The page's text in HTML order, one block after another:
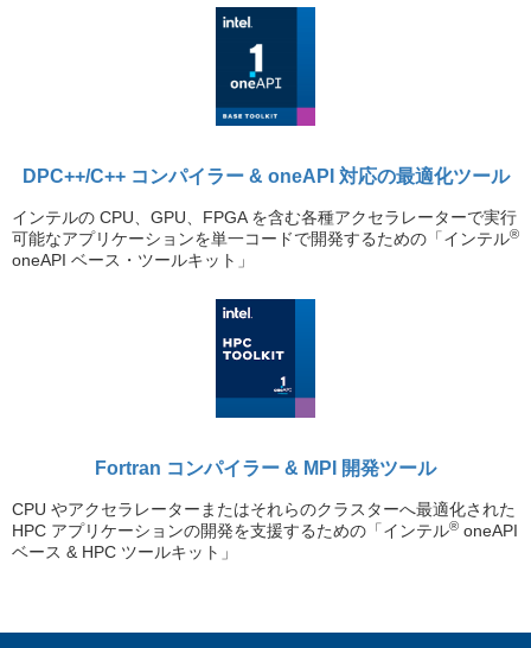
DPC++/C++ コンパイラー & oneAPI 対応の最適化ツール
インテルの CPU、GPU、FPGA を含む各種アクセラレーターで実行
可能なアプリケーションを単一コードで開発するための「インテル®
oneAPI ベース・ツールキット」
Fortran コンパイラー & MPI 開発ツール
CPU やアクセラレーターまたはそれらのクラスターへ最適化された
HPC アプリケーションの開発を支援するための「インテル® oneAPI
ベース & HPC ツールキット」